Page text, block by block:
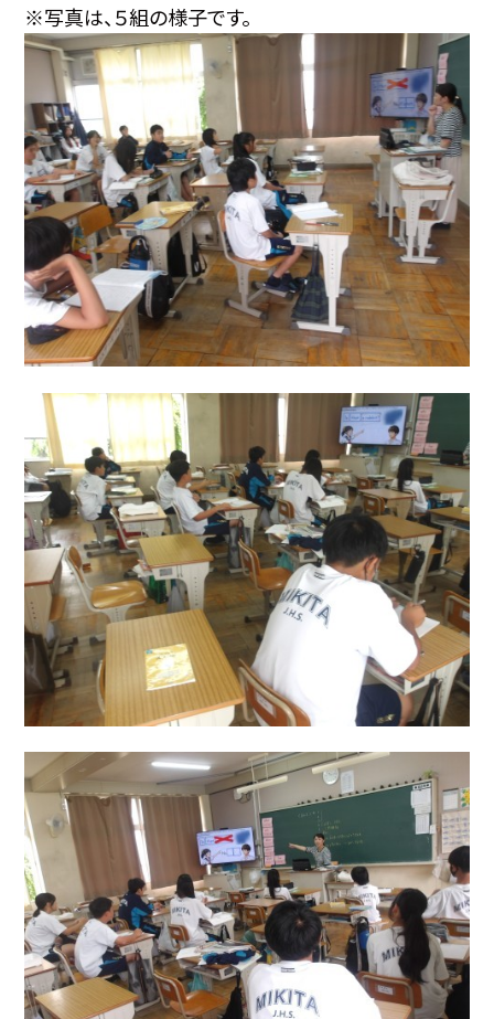
※写真は、５組の様子です。